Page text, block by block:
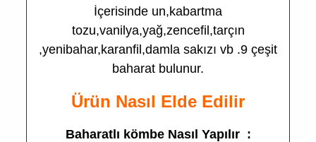
İçerisinde un,kabartma
tozu,vanilya,yağ,zencefil,tarçın
,yenibahar,karanfil,damla sakızı vb .9 çeşit
baharat bulunur.
Ürün Nasıl Elde Edilir
Baharatlı kömbe Nasıl Yapılır :